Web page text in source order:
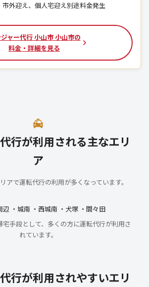
市外迎え、個人宅迎え別途料金発生
ジャー代行 小山市 小山市の
料金・詳細を見る
行が利用される主なエリ
ア
アで運転代行の利用が多くなっています。
辺 ・城南 ・西城南 ・犬塚 ・間々田
手段として、多くの方に運転代行が利用さ
れています。
行が利用されやすいエリ